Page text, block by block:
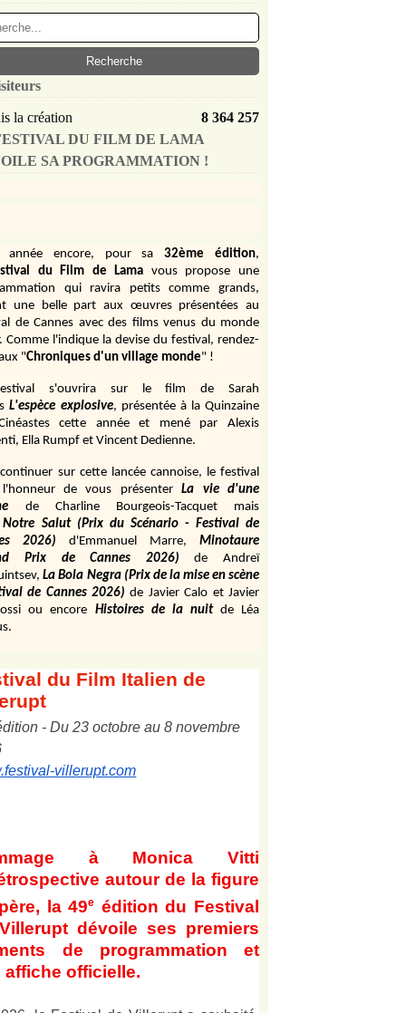
la création
8 364 257
DU FILM DE LAMA
SA PROGRAMMATION !
année encore, pour sa 32ème édition,
du Film de Lama vous propose une
qui ravira petits comme grands,
une belle part aux œuvres présentées au
de Cannes avec des films venus du monde
Comme l'indique la devise du festival, rendez-
"Chroniques d'un village monde" !
s'ouvrira sur le film de Sarah
L'espèce explosive, présentée à la Quinzaine
cette année et mené par Alexis
Ella Rumpf et Vincent Dedienne.
sur cette lancée cannoise, le festival
de vous présenter
La vie d'une
de Charline Bourgeois-Tacquet
mais
Notre Salut (Prix du Scénario - Festival de
2026)
d'Emmanuel Marre,
Minotaure
Prix de Cannes 2026)
de Andreï
La Bola Negra (Prix de la mise en scène
de Cannes 2026) de Javier Calo et Javier
ou encore Histoires de la nuit de Léa
du Film Italien de
- Du 23 octobre au 8 novembre
villerupt.com
à Monica Vitti
autour de la figure
la 49e édition du Festival
dévoile ses premiers
de programmation et
affiche officielle.